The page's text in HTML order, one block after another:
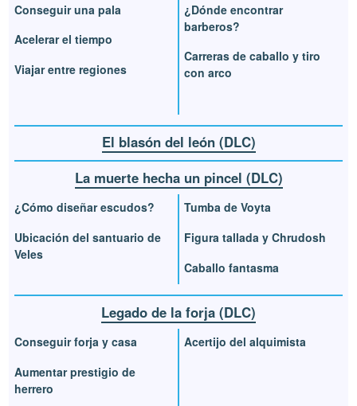
Conseguir una pala
Acelerar el tiempo
Viajar entre regiones
¿Dónde encontrar
barberos?
Carreras de caballo y tiro
con arco
El blasón del león (DLC)
La muerte hecha un pincel (DLC)
¿Cómo diseñar escudos?
Ubicación del santuario de
Veles
Tumba de Voyta
Figura tallada y Chrudosh
Caballo fantasma
Legado de la forja (DLC)
Conseguir forja y casa
Aumentar prestigio de
herrero
Acertijo del alquimista